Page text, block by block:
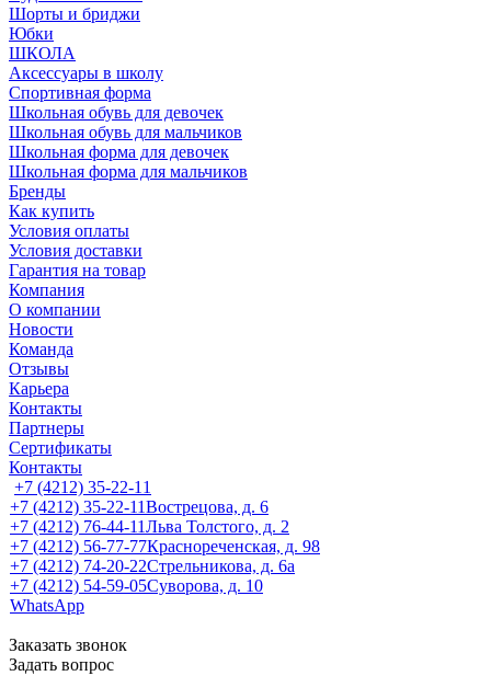
Шорты и бриджи
Юбки
ШКОЛА
Аксессуары в школу
Спортивная форма
Школьная обувь для девочек
Школьная обувь для мальчиков
Школьная форма для девочек
Школьная форма для мальчиков
Бренды
Как купить
Условия оплаты
Условия доставки
Гарантия на товар
Компания
О компании
Новости
Команда
Отзывы
Карьера
Контакты
Партнеры
Сертификаты
Контакты
+7 (4212) 35-22-11
+7 (4212) 35-22-11Вострецова, д. 6
+7 (4212) 76-44-11Льва Толстого, д. 2
+7 (4212) 56-77-77Краснореченская, д. 98
+7 (4212) 74-20-22Стрельникова, д. 6а
+7 (4212) 54-59-05Суворова, д. 10
WhatsApp
Заказать звонок
Задать вопрос